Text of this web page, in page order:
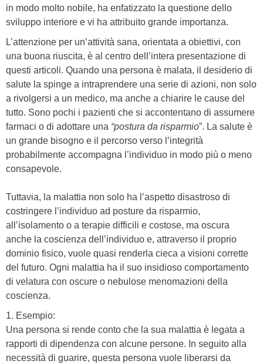
in modo molto nobile, ha enfatizzato la questione dello
sviluppo interiore e vi ha attribuito grande importanza.
L’attenzione per un’attività sana, orientata a obiettivi, con
una buona riuscita, è al centro dell’intera presentazione di
questi articoli. Quando una persona è malata, il desiderio di
salute la spinge a intraprendere una serie di azioni, non solo
a rivolgersi a un medico, ma anche a chiarire le cause del
tutto. Sono pochi i pazienti che si accontentano di assumere
farmaci o di adottare una “postura da risparmio”. La salute è
un grande bisogno e il percorso verso l’integrità
probabilmente accompagna l’individuo in modo più o meno
consapevole.
Tuttavia, la malattia non solo ha l’aspetto disastroso di
costringere l’individuo ad posture da risparmio,
all’isolamento o a terapie difficili e costose, ma oscura
anche la coscienza dell’individuo e, attraverso il proprio
dominio fisico, vuole quasi renderla cieca a visioni corrette
del futuro. Ogni malattia ha il suo insidioso comportamento
di velatura con oscure o nebulose menomazioni della
coscienza.
1. Esempio:
Una persona si rende conto che la sua malattia è legata a
rapporti di dipendenza con alcune persone. In seguito alla
necessità di guarire, questa persona vuole liberarsi da